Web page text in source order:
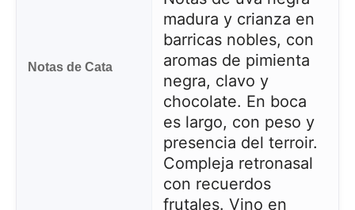
Notas de Cata
madura y crianza en
barricas nobles, con
aromas de pimienta
negra, clavo y
chocolate. En boca
es largo, con peso y
presencia del terroir.
Compleja retronasal
con recuerdos
frutales. Vino en